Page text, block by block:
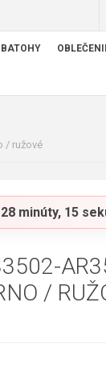
BATOHY
/ ružové
minúty, 14
/